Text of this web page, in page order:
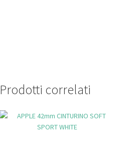
Prodotti correlati